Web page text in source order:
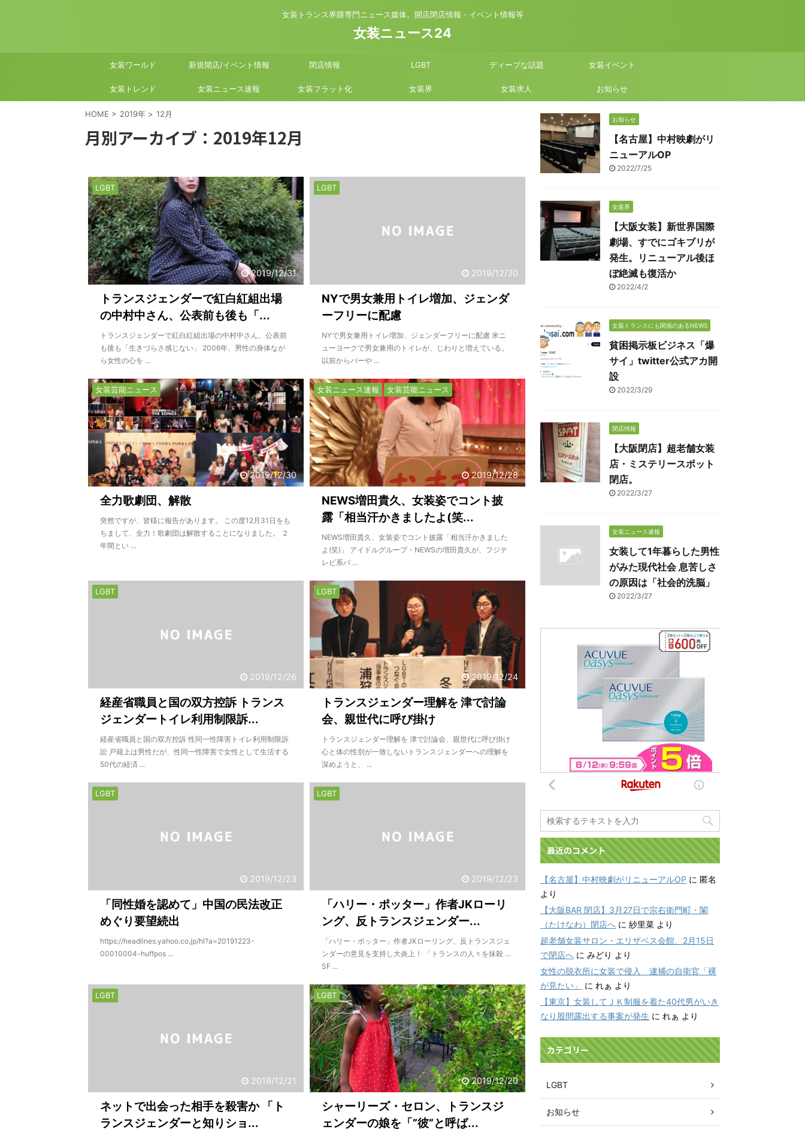
女装トランス界隈専門ニュース媒体。開店閉店情報・イベント情報等
女装ニュース24
女装ワールド 新規開店/イベント情報 閉店情報 LGBT ディープな話題 女装イベント
女装トレンド 女装ニュース速報 女装フラット化 女装界 女装求人 お知らせ
HOME > 2019年 > 12月
月別アーカイブ：2019年12月
2019/12/31
LGBT
トランスジェンダーで紅白紅組出場
の中村中さん、公表前も後も「...
トランスジェンダーで紅白紅組出場の中村中さん、公表前
も後も「生きづらさ感じない」 2006年、男性の身体なが
ら女性の心を ...
2019/12/30
LGBT
NYで男女兼用トイレ増加、ジェンダ
ーフリーに配慮
NYで男女兼用トイレ増加、ジェンダーフリーに配慮 米ニ
ューヨークで男女兼用のトイレが、じわりと増えている。
以前からバーや ...
2019/12/30
女装芸能ニュース
全力歌劇団、解散
突然ですが、皆様に報告があります。 この度12月31日をも
ちまして、全力！歌劇団は解散することになりました。 ２
年間とい ...
2019/12/28
女装ニュース速報 女装芸能ニュース
NEWS増田貴久、女装姿でコント披
露「相当汗かきましたよ(笑...
NEWS増田貴久、女装姿でコント披露「相当汗かきました
よ(笑)」 アイドルグループ・NEWSの増田貴久が、フジテ
レビ系バ ...
2019/12/26
LGBT
経産省職員と国の双方控訴 トランス
ジェンダートイレ利用制限訴...
経産省職員と国の双方控訴 性同一性障害トイレ利用制限訴
訟 戸籍上は男性だが、性同一性障害で女性として生活する
50代の経済 ...
2019/12/24
LGBT
トランスジェンダー理解を 津で討論
会、親世代に呼び掛け
トランスジェンダー理解を 津で討論会、親世代に呼び掛け
心と体の性別が一致しないトランスジェンダーへの理解を
深めようと、 ...
2019/12/23
LGBT
「同性婚を認めて」中国の民法改正
めぐり要望続出
https://headlines.yahoo.co.jp/hl?a=20191223-
00010004-huffpos ...
2019/12/23
LGBT
「ハリー・ポッター」作者JKローリ
ング、反トランスジェンダー...
「ハリー・ポッター」作者JKローリング、反トランスジェ
ンダーの意見を支持し大炎上！ 「トランスの人々を抹殺 ...
SF ...
2019/12/21
LGBT
ネットで出会った相手を殺害か 「ト
ランスジェンダーと知りショ...
2019/12/20
LGBT
シャーリーズ・セロン、トランスジ
ェンダーの娘を「”彼”と呼ば...
お知らせ
【名古屋】中村映劇がリ
ニューアルOP
2022/7/25
女装界
【大阪女装】新世界国際
劇場、すでにゴキブリが
発生。リニューアル後ほ
ぼ絶滅も復活か
2022/4/2
女装トランスにも関係のあるNEWS
貧困掲示板ビジネス「爆
サイ」twitter公式アカ開
設
2022/3/29
閉店情報
【大阪閉店】超老舗女装
店・ミステリースポット
閉店。
2022/3/27
女装ニュース速報
女装して1年暮らした男性
がみた現代社会 息苦しさ
の原因は「社会的洗脳」
2022/3/27
最近のコメント
【名古屋】中村映劇がリニューアルOP に 匿名
より
【大阪BAR 閉店】3月27日で宗右衛門町・闌
（たけなわ）閉店へ に 紗里菜 より
超老舗女装サロン・エリザベス会館、2月15日
で閉店へ に みどり より
女性の脱衣所に女装で侵入 逮捕の自衛官「裸
が見たい」
に れぁ より
【東京】女装してＪＫ制服を着た40代男がいき
なり股間露出する事案が発生 に れぁ より
カテゴリー
LGBT
お知らせ